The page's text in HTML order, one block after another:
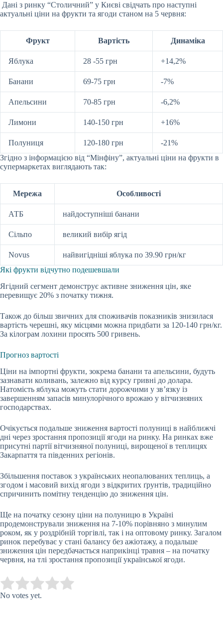
Дані з ринку “Столичний” у Києві свідчать про наступні
актуальні ціни на фрукти та ягоди станом на 5 червня:
Фрукт Вартість Динаміка
Яблука 28 -55 грн +14,2%
Банани 69-75 грн -7%
Апельсини 70-85 грн -6,2%
Лимони 140-150 грн +16%
Полуниця 120-180 грн
-21%
Згідно з інформацією від “Мінфіну”, актуальні ціни на фрукти в
супермаркетах виглядають так:
Мережа Особливості
АТБ найдоступніші банани
Сільпо великий вибір ягід
Novus
найвигідніші яблука по 39.90 грн/кг
Які фрукти відчутно подешевшали
Ягідний сегмент демонструє активне зниження цін, яке
перевищує 20% з початку тижня.
Також до більш звичних для споживачів показників знизилася
вартість черешні, яку місцями можна придбати за 120-140 грн/кг.
За кілограм лохини просять 500 гривень.
Прогноз вартості
Ціни на імпортні фрукти, зокрема банани та апельсини, будуть
зазнавати коливань, залежно від курсу гривні до долара.
Натомість яблука можуть стати дорожчими у зв’язку із
завершенням запасів минулорічного врожаю у вітчизняних
господарствах.
Очікується подальше зниження вартості полуниці в найближчі
дні через зростання пропозиції ягоди на ринку. На ринках вже
присутні партії вітчизняної полуниці, вирощеної в теплицях
Закарпаття та південних регіонів.
Збільшення поставок з українських неопалюваних теплиць, а
згодом і масовий вихід ягоди з відкритих ґрунтів, традиційно
спричинить помітну тенденцію до зниження цін.
Ще на початку сезону ціни на полуницю в Україні
продемонстрували зниження на 7-10% порівняно з минулим
роком, як у роздрібній торгівлі, так і на оптовому ринку. Загалом
ринок перебуває у стані балансу без ажіотажу, а подальше
зниження цін передбачається наприкінці травня – на початку
червня, на тлі зростання пропозиції української ягоди.
Rate this item:
No votes yet.